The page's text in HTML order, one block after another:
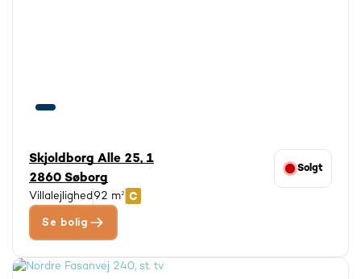
Skjoldborg Alle 25, 1
2860 Søborg
Solgt
Villalejlighed 92 m²
Se bolig